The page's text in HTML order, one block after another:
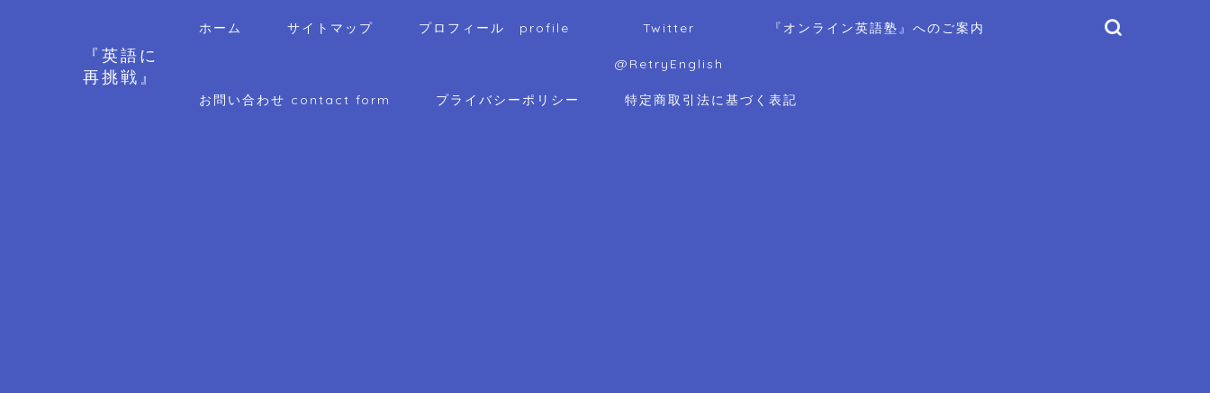
『英語に
再挑戦』
ホーム サイトマップ プロフィール profile Twitter
@RetryEnglish
『オンライン英語塾』へのご案内
お問い合わせ contact form プライバシーポリシー 特定商取引法に基づく表記